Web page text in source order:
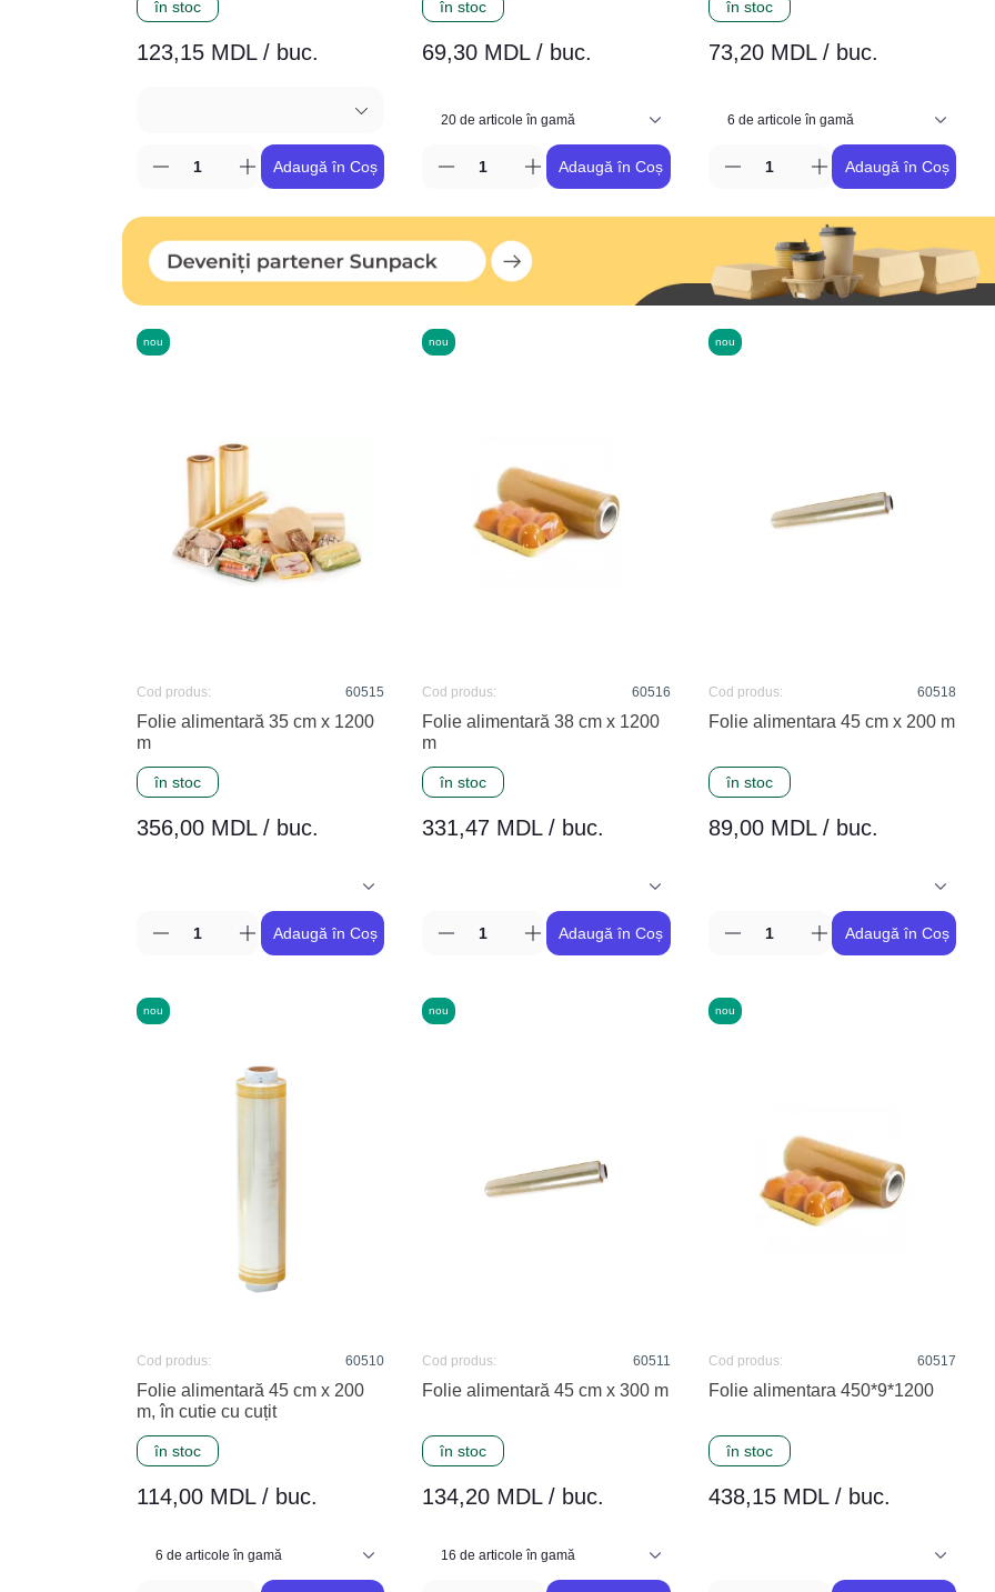
în stoc
123,15 MDL / buc.
Adaugă în Coș
în stoc
69,30 MDL / buc.
Adaugă în Coș
în stoc
73,20 MDL / buc.
Adaugă în Coș
nou
în stoc
Folie alimentară 35 cm x 1200
m
Cod produs: 60515
356,00 MDL / buc.
Adaugă în Coș
nou
în stoc
Folie alimentară 38 cm x 1200
m
Cod produs: 60516
331,47 MDL / buc.
Adaugă în Coș
nou
în stoc
Folie alimentara 45 cm x 200 m
Cod produs: 60518
89,00 MDL / buc.
Adaugă în Coș
nou
în stoc
Folie alimentară 45 cm x 200
m, în cutie cu cuțit
Cod produs: 60510
114,00 MDL / buc.
nou
în stoc
Folie alimentară 45 cm x 300 m
Cod produs: 60511
134,20 MDL / buc.
nou
în stoc
Folie alimentara 450*9*1200
Cod produs: 60517
438,15 MDL / buc.